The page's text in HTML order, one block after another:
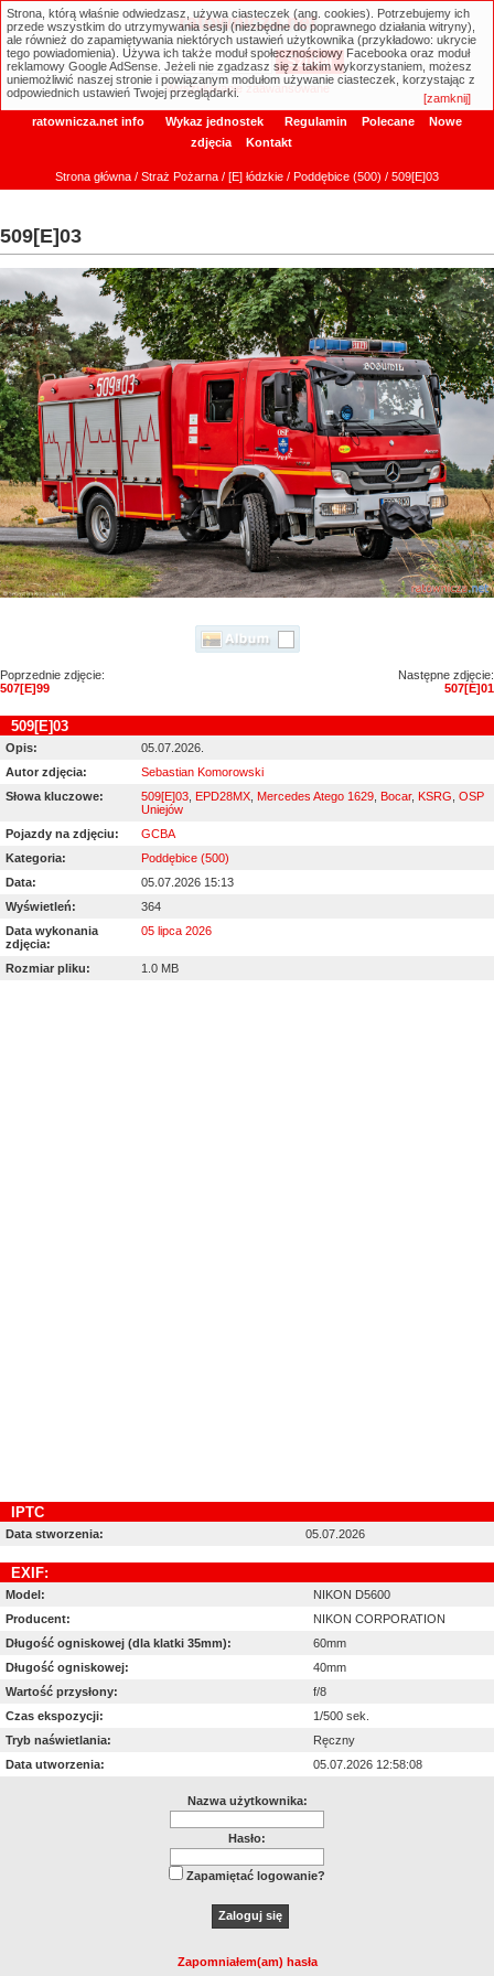
ratownicza.net
Wyszukiwanie zaawansowane
ratownicza.net info Wykaz jednostek Regulamin Polecane
Nowe
zdjęcia
Kontakt
Strona główna / Straż Pożarna / [E] łódzkie / Poddębice (500) / 509[E]03
509[E]03
Poprzednie zdjęcie:
507[E]99
Następne zdjęcie:
507[E]01
509[E]03
Opis:
05.07.2026.
Autor zdjęcia:
Sebastian Komorowski
Słowa kluczowe:
509[E]03 EPD28MX Mercedes Atego 1629 Bocar, KSRG OSP
Uniejów
Pojazdy na zdjęciu:
GCBA
Kategoria:
Poddębice (500)
Data:
05.07.2026 15:13
Wyświetleń:
364
Data wykonania
zdjęcia:
05 lipca 2026
Rozmiar pliku: 1.0 MB
IPTC
Data stworzenia: 05.07.2026
EXIF:
Model:
NIKON D5600
Producent:
NIKON CORPORATION
Długość ogniskowej (dla klatki 35mm):
60mm
Długość ogniskowej:
40mm
Wartość przysłony:
f/8
Czas ekspozycji:
1/500 sek.
Tryb naświetlania:
Ręczny
Data utworzenia:
05.07.2026 12:58:08
Nazwa użytkownika:
Hasło:
Zapamiętać logowanie?
Zapomniałem(am) hasła
Strona, którą właśnie odwiedzasz, używa ciasteczek (ang. cookies). Potrzebujemy ich
przede wszystkim do utrzymywania sesji (niezbędne do poprawnego działania witryny),
ale również do zapamiętywania niektórych ustawień użytkownika (przykładowo: ukrycie
tego powiadomienia). Używa ich także moduł społecznościowy Facebooka oraz moduł
reklamowy Google AdSense. Jeżeli nie zgadzasz się z takim wykorzystaniem, możesz
uniemożliwić naszej stronie i powiązanym modułom używanie ciasteczek, korzystając z
odpowiednich ustawień Twojej przeglądarki.
[zamknij]